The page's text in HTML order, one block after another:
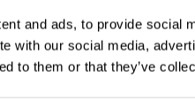
and ads, to provide social
with our social media,
to them or that they’ve